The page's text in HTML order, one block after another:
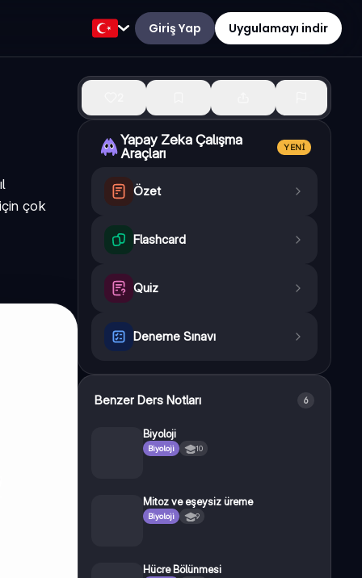
Giriş Yap Uygulamayı indir
çok
Yapay Zeka Çalışma
Araçları
YENI
Özet
Flashcard
Quiz
Deneme Sınavı
Benzer Ders Notları 6
Biyoloji
Biyoloji 10
Mitoz ve eşeysiz üreme
Biyoloji 9
Hücre Bölünmesi